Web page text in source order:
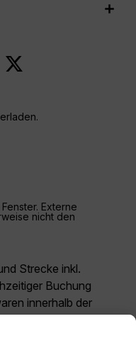
Externe
nicht den
Strecke inkl.
Buchung
innerhalb der
Bei den für die